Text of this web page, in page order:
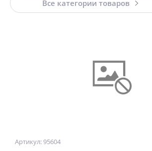
Все категории товаров
Артикул: 95604